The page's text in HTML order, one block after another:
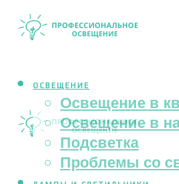
ОСВЕЩЕНИЕ
Освещение в
Освещение в
Подсветка
Проблемы со